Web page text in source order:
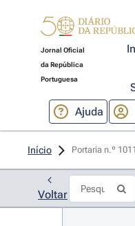
Jornal Oficial
da República
Portuguesa
Ajuda
Início Portaria n.º
Voltar